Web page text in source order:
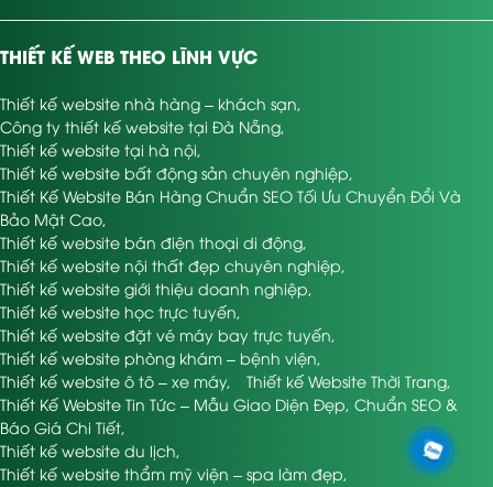
THIẾT KẾ WEB THEO LĨNH VỰC
Thiết kế website nhà hàng – khách sạn
Công ty thiết kế website tại Đà Nẵng
Thiết kế website tại hà nội
Thiết kế website bất động sản chuyên nghiệp
Thiết Kế Website Bán Hàng Chuẩn SEO Tối Ưu Chuyển Đổi Và
Bảo Mật Cao
Thiết kế website bán điện thoại di động
Thiết kế website nội thất đẹp chuyên nghiệp
Thiết kế website giới thiệu doanh nghiệp
Thiết kế website học trực tuyến
Thiết kế website đặt vé máy bay trực tuyến
Thiết kế website phòng khám – bệnh viện
Thiết kế website ô tô – xe máy, Thiết kế Website Thời Trang
Thiết Kế Website Tin Tức – Mẫu Giao Diện Đẹp, Chuẩn SEO &
Báo Giá Chi Tiết
Thiết kế website du lịch
Thiết kế website thẩm mỹ viện – spa làm đẹp